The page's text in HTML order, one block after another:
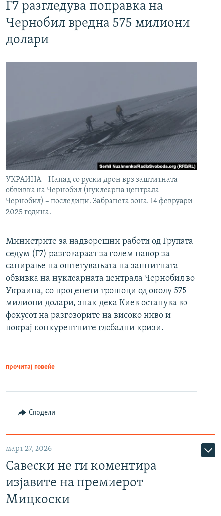
Г7 разгледува поправка на
Чернобил вредна 575 милиони
долари
УКРАИНА – Напад со руски дрон врз заштитната
обвивка на Чернобил (нуклеарна централа
Чернобил) – последици. Забранета зона. 14 февруари
2025 година.
Министрите за надворешни работи од Групата
седум (Г7) разговараат за голем напор за
санирање на оштетувањата на заштитната
обвивка на нуклеарната централа Чернобил во
Украина, со проценети трошоци од околу 575
милиони долари, знак дека Киев останува во
фокусот на разговорите на високо ниво и
покрај конкурентните глобални кризи.
прочитај повеќе
Сподели
март 27, 2026
Савески не ги коментира
изјавите на премиерот
Мицкоски